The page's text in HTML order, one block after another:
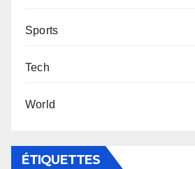
Sports
Tech
World
ÉTIQUETTES